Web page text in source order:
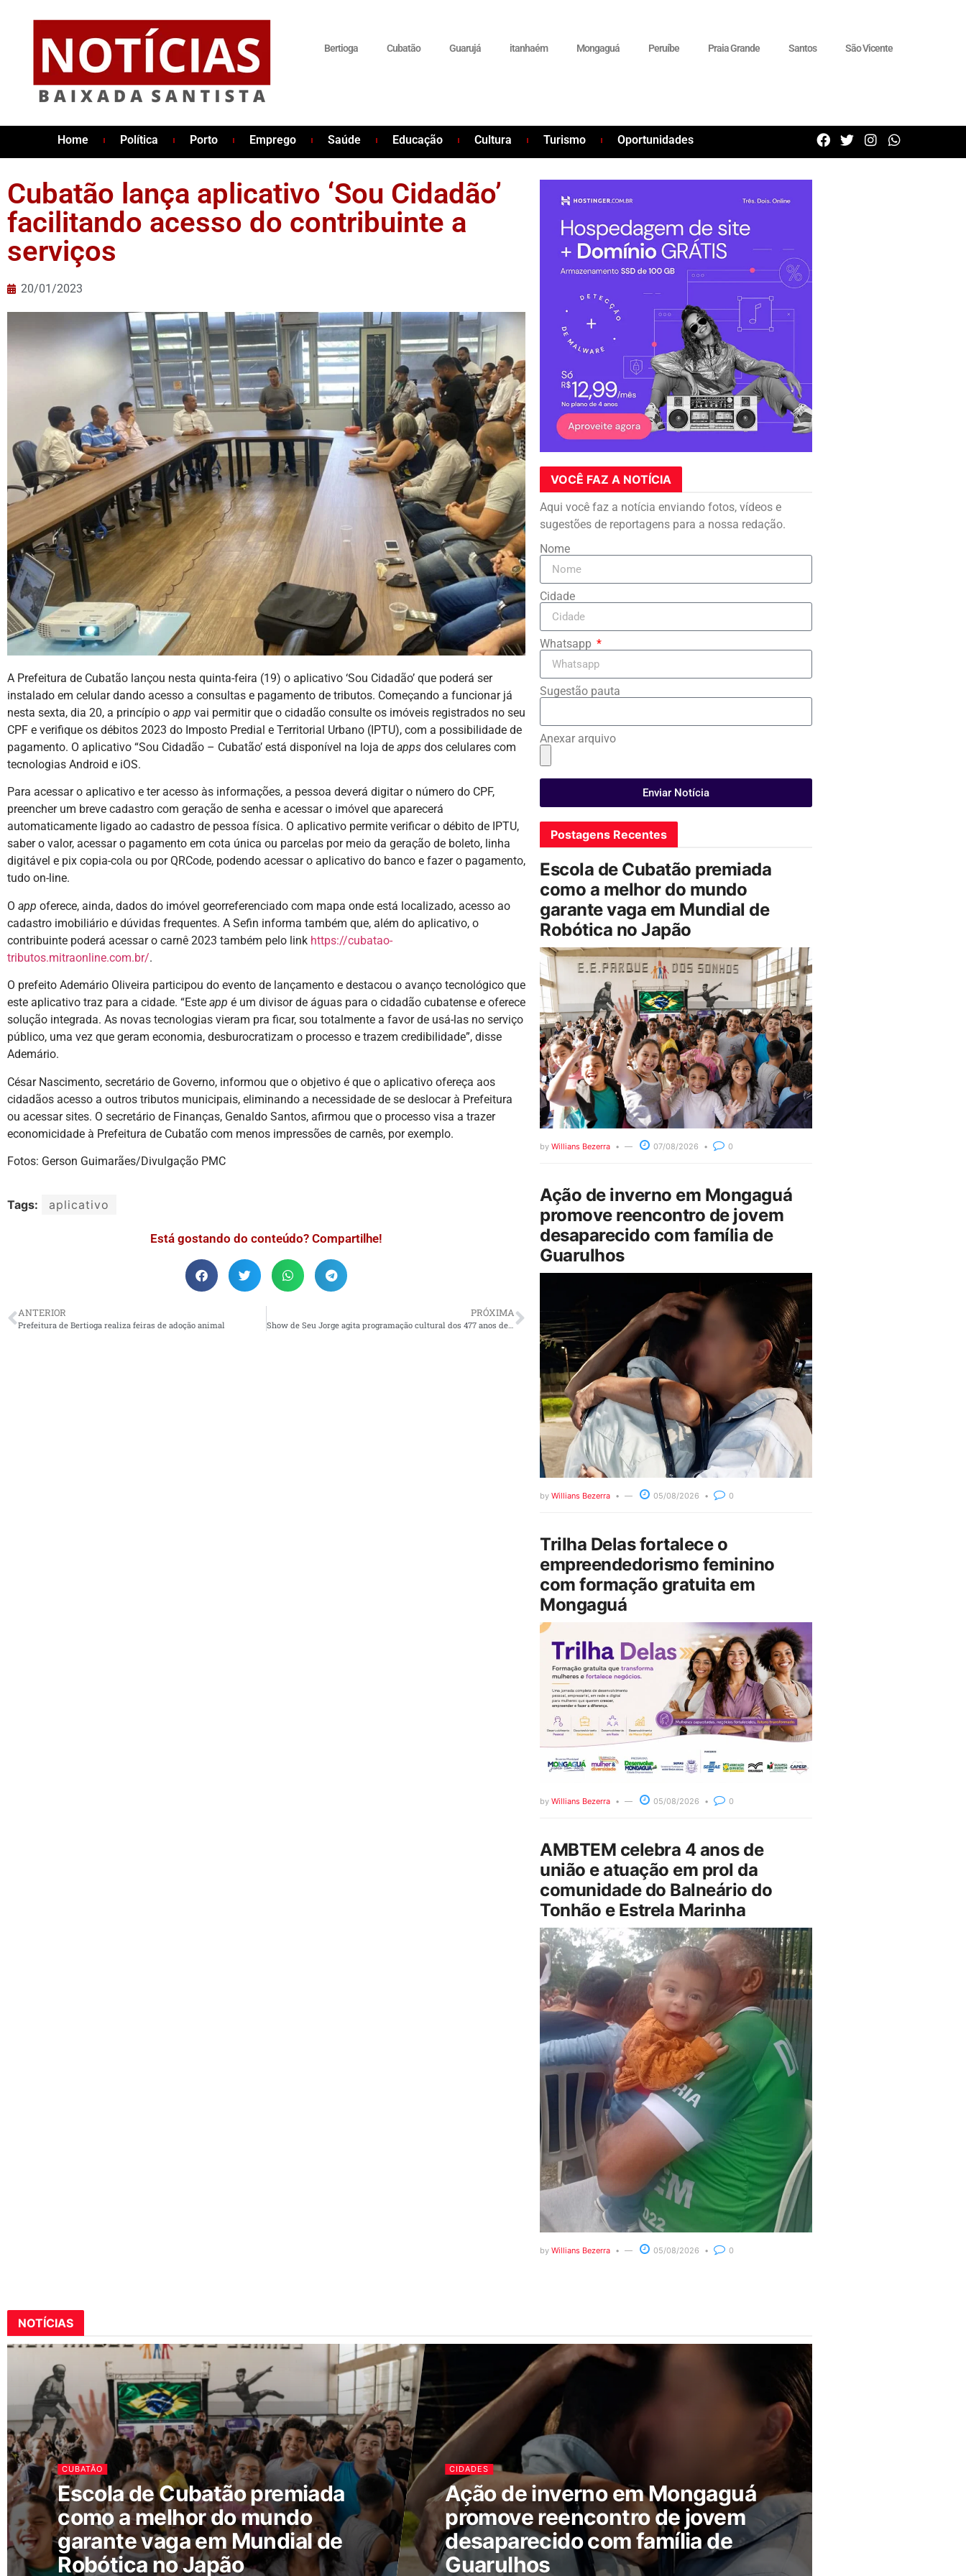
Bertioga Cubatão Guarujá itanhaém Mongaguá Peruíbe Praia Grande Santos São Vicente
Home Política Porto Emprego Saúde Educação Cultura Turismo Oportunidades
Cubatão lança aplicativo ‘Sou Cidadão’
facilitando acesso do contribuinte a
serviços
20/01/2023
A Prefeitura de Cubatão lançou nesta quinta-feira (19) o aplicativo ‘Sou Cidadão’ que poderá ser
instalado em celular dando acesso a consultas e pagamento de tributos. Começando a funcionar já
nesta sexta, dia 20, a princípio o app vai permitir que o cidadão consulte os imóveis registrados no seu
CPF e verifique os débitos 2023 do Imposto Predial e Territorial Urbano (IPTU), com a possibilidade de
pagamento. O aplicativo “Sou Cidadão – Cubatão’ está disponível na loja de apps dos celulares com
tecnologias Android e iOS.
Para acessar o aplicativo e ter acesso às informações, a pessoa deverá digitar o número do CPF,
preencher um breve cadastro com geração de senha e acessar o imóvel que aparecerá
automaticamente ligado ao cadastro de pessoa física. O aplicativo permite verificar o débito de IPTU,
saber o valor, acessar o pagamento em cota única ou parcelas por meio da geração de boleto, linha
digitável e pix copia-cola ou por QRCode, podendo acessar o aplicativo do banco e fazer o pagamento,
tudo on-line.
O app oferece, ainda, dados do imóvel georreferenciado com mapa onde está localizado, acesso ao
cadastro imobiliário e dúvidas frequentes. A Sefin informa também que, além do aplicativo, o
contribuinte poderá acessar o carnê 2023 também pelo link https://cubatao-
tributos.mitraonline.com.br/.
O prefeito Ademário Oliveira participou do evento de lançamento e destacou o avanço tecnológico que
este aplicativo traz para a cidade. “Este app é um divisor de águas para o cidadão cubatense e oferece
solução integrada. As novas tecnologias vieram pra ficar, sou totalmente a favor de usá-las no serviço
público, uma vez que geram economia, desburocratizam o processo e trazem credibilidade”, disse
Ademário.
César Nascimento, secretário de Governo, informou que o objetivo é que o aplicativo ofereça aos
cidadãos acesso a outros tributos municipais, eliminando a necessidade de se deslocar à Prefeitura
ou acessar sites. O secretário de Finanças, Genaldo Santos, afirmou que o processo visa a trazer
economicidade à Prefeitura de Cubatão com menos impressões de carnês, por exemplo.
Fotos: Gerson Guimarães/Divulgação PMC
Tags: aplicativo
Está gostando do conteúdo? Compartilhe!
ANTERIOR
Prefeitura de Bertioga realiza feiras de adoção animal
PRÓXIMA
Show de Seu Jorge agita programação cultural dos 477 anos de Santos
VOCÊ FAZ A NOTÍCIA
Aqui você faz a notícia enviando fotos, vídeos e
sugestões de reportagens para a nossa redação.
Nome
Cidade
Whatsapp
Sugestão pauta
Anexar arquivo
Enviar Notícia
Postagens Recentes
Escola de Cubatão premiada
como a melhor do mundo
garante vaga em Mundial de
Robótica no Japão
by Willians Bezerra 07/08/2026 0
Ação de inverno em Mongaguá
promove reencontro de jovem
desaparecido com família de
Guarulhos
by Willians Bezerra 05/08/2026 0
Trilha Delas fortalece o
empreendedorismo feminino
com formação gratuita em
Mongaguá
by Willians Bezerra 05/08/2026 0
AMBTEM celebra 4 anos de
união e atuação em prol da
comunidade do Balneário do
Tonhão e Estrela Marinha
by Willians Bezerra 05/08/2026 0
NOTÍCIAS
CUBATÃO
Escola de Cubatão premiada
como a melhor do mundo
garante vaga em Mundial de
Robótica no Japão
CIDADES
Ação de inverno em Mongaguá
promove reencontro de jovem
desaparecido com família de
Guarulhos